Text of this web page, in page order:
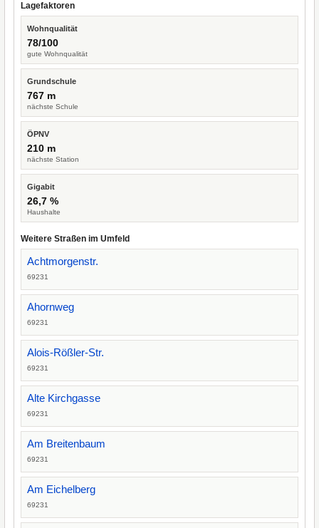
Lagefaktoren
Wohnqualität
78/100
gute Wohnqualität
Grundschule
767 m
nächste Schule
ÖPNV
210 m
nächste Station
Gigabit
26,7 %
Haushalte
Weitere Straßen im Umfeld
Achtmorgenstr.
69231
Ahornweg
69231
Alois-Rößler-Str.
69231
Alte Kirchgasse
69231
Am Breitenbaum
69231
Am Eichelberg
69231